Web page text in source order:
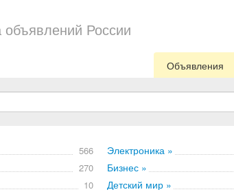
объявлений России
Объявления
566 Электроника »
270 Бизнес »
10 Детский мир »